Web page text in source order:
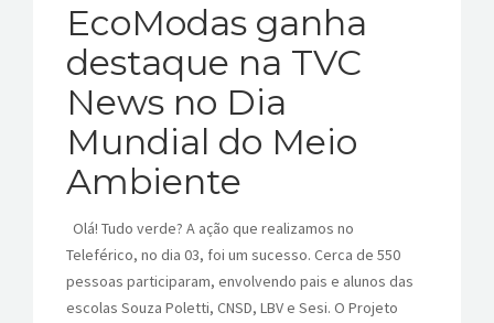
EcoModas ganha
destaque na TVC
News no Dia
Mundial do Meio
Ambiente
Olá! Tudo verde? A ação que realizamos no
Teleférico, no dia 03, foi um sucesso. Cerca de 550
pessoas participaram, envolvendo pais e alunos das
escolas Souza Poletti, CNSD, LBV e Sesi. O Projeto